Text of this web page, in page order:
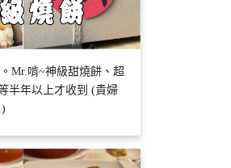
Mr.啃~神級甜燒餅、超
半年以上才收到 (貴婦